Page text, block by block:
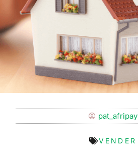
pat_afripay
VENDER